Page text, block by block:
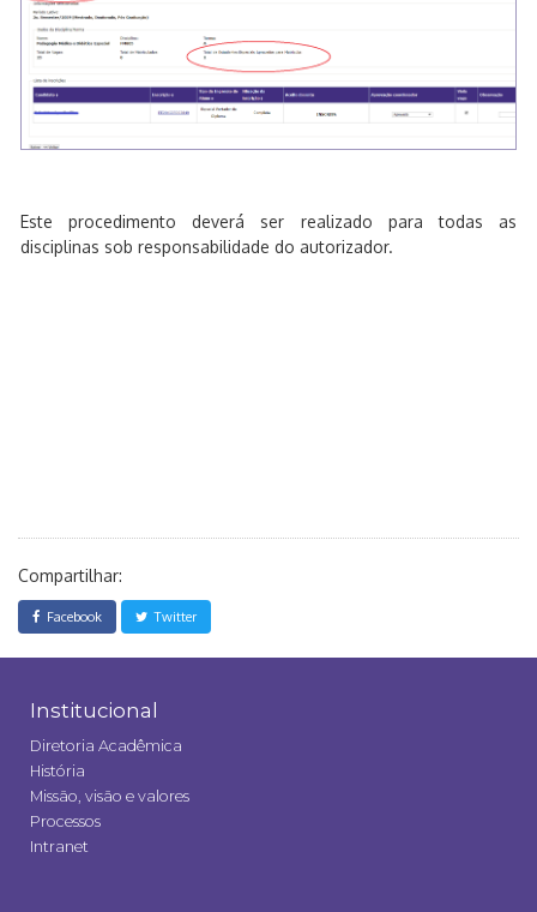
Este procedimento deverá ser realizado para todas as
disciplinas sob responsabilidade do autorizador.
Compartilhar:
Facebook Twitter
Institucional
Diretoria Acadêmica
História
Missão, visão e valores
Processos
Intranet